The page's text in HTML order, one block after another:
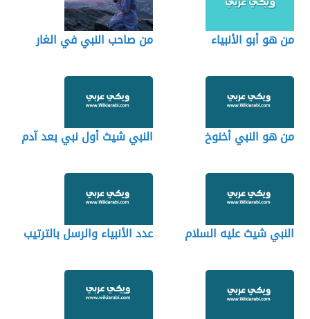
من هو أبو الأنبياء من صاحب النبي في الغار
من هو النبي أخنوخ النبي شيث أول نبي بعد آدم
النبي شيث عليه السلام عدد الأنبياء والرسل بالترتيب